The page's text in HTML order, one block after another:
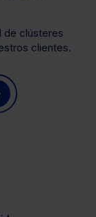
de clústeres
clientes.